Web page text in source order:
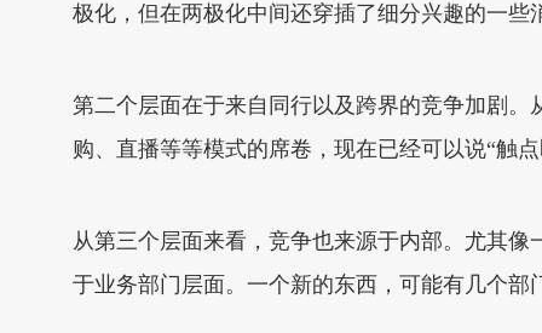
极化，但在两极化中间还穿插了细分兴趣的一
第二个层面在于来自同行以及跨界的竞争加剧
购、直播等等模式的席卷，现在已经可以说“触
从第三个层面来看，竞争也来源于内部。尤其
于业务部门层面。一个新的东西，可能有几个部